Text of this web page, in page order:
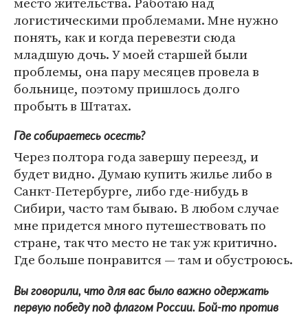
логистическими проблемами. Мне нужно
понять, как и когда перевезти сюда
младшую дочь. У моей старшей были
проблемы, она пару месяцев провела в
больнице, поэтому пришлось долго
пробыть в Штатах.
Где собираетесь осесть?
Через полтора года завершу переезд, и
будет видно. Думаю купить жилье либо в
Санкт-Петербурге, либо где-нибудь в
Сибири, часто там бываю. В любом случае
мне придется много путешествовать по
стране, так что место не так уж критично.
Где больше понравится — там и обустроюсь.
Вы говорили, что для вас было важно одержать
первую победу под флагом России. Бой-то против